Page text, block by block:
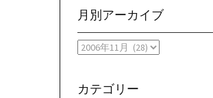
月別アーカイブ
月
ー
カテゴリー